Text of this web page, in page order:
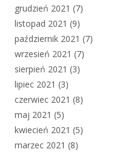
grudzień 2021 (7)
listopad 2021 (9)
październik 2021 (7)
wrzesień 2021 (7)
sierpień 2021 (3)
lipiec 2021 (3)
czerwiec 2021 (8)
maj 2021 (5)
kwiecień 2021 (5)
marzec 2021 (8)